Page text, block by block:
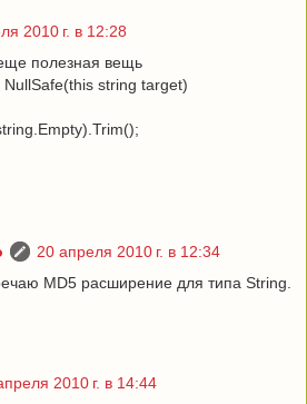
2010 г. в 12:28
полезная вещь
string target)
20 апреля 2010 г. в 12:34
MD5 расширение для типа String.
2010 г. в 14:44